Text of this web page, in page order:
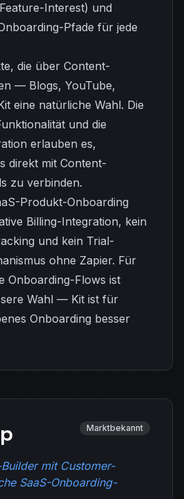
Interest) und
Pfade für jede
die über Content-
— Blogs, YouTube,
eine natürliche Wahl. Die
und die
erlauben es,
direkt mit Content-
zu verbinden.
Produkt-Onboarding
Billing-Integration, kein
und kein Trial-
ohne Zapier. Für
Onboarding-Flows ist
Wahl — Kit ist für
Onboarding besser
Marktbekannt
mit Customer-
SaaS-Onboarding-